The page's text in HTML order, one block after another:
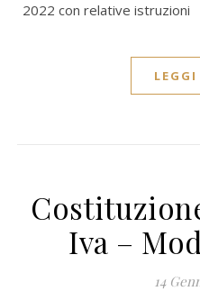
2022 con relative istruzioni
Iva –
14